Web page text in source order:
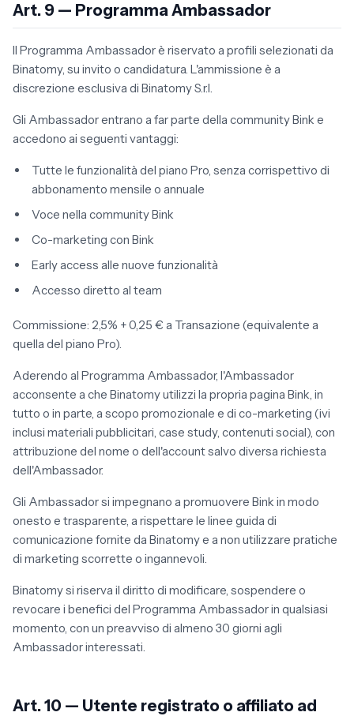
Art. 9 — Programma Ambassador
Il Programma Ambassador è riservato a profili selezionati da
Binatomy, su invito o candidatura. L'ammissione è a
discrezione esclusiva di Binatomy S.r.l.
Gli Ambassador entrano a far parte della community Bink e
accedono ai seguenti vantaggi:
Tutte le funzionalità del piano Pro, senza corrispettivo di
abbonamento mensile o annuale
Voce nella community Bink
Co-marketing con Bink
Early access alle nuove funzionalità
Accesso diretto al team
Commissione: 2,5% + 0,25 € a Transazione (equivalente a
quella del piano Pro).
Aderendo al Programma Ambassador, l'Ambassador
acconsente a che Binatomy utilizzi la propria pagina Bink, in
tutto o in parte, a scopo promozionale e di co-marketing (ivi
inclusi materiali pubblicitari, case study, contenuti social), con
attribuzione del nome o dell'account salvo diversa richiesta
dell'Ambassador.
Gli Ambassador si impegnano a promuovere Bink in modo
onesto e trasparente, a rispettare le linee guida di
comunicazione fornite da Binatomy e a non utilizzare pratiche
di marketing scorrette o ingannevoli.
Binatomy si riserva il diritto di modificare, sospendere o
revocare i benefici del Programma Ambassador in qualsiasi
momento, con un preavviso di almeno 30 giorni agli
Ambassador interessati.
Art. 10 — Utente registrato o affiliato ad